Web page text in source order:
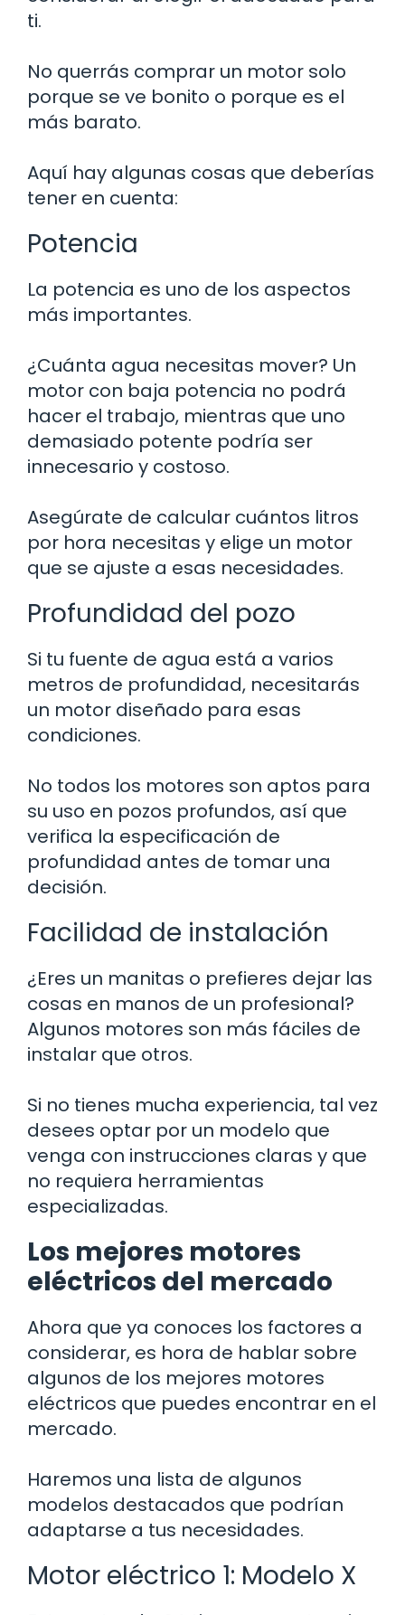
ti.
No querrás comprar un motor solo
porque se ve bonito o porque es el
más barato.
Aquí hay algunas cosas que deberías
tener en cuenta:
Potencia
La potencia es uno de los aspectos
más importantes.
¿Cuánta agua necesitas mover? Un
motor con baja potencia no podrá
hacer el trabajo, mientras que uno
demasiado potente podría ser
innecesario y costoso.
Asegúrate de calcular cuántos litros
por hora necesitas y elige un motor
que se ajuste a esas necesidades.
Profundidad del pozo
Si tu fuente de agua está a varios
metros de profundidad, necesitarás
un motor diseñado para esas
condiciones.
No todos los motores son aptos para
su uso en pozos profundos, así que
verifica la especificación de
profundidad antes de tomar una
decisión.
Facilidad de instalación
¿Eres un manitas o prefieres dejar las
cosas en manos de un profesional?
Algunos motores son más fáciles de
instalar que otros.
Si no tienes mucha experiencia, tal vez
desees optar por un modelo que
venga con instrucciones claras y que
no requiera herramientas
especializadas.
Los mejores motores
eléctricos del mercado
Ahora que ya conoces los factores a
considerar, es hora de hablar sobre
algunos de los mejores motores
eléctricos que puedes encontrar en el
mercado.
Haremos una lista de algunos
modelos destacados que podrían
adaptarse a tus necesidades.
Motor eléctrico 1: Modelo X